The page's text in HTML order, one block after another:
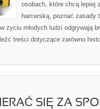
osobach, które chcą lepiej
harcerską, poznać zasady
życiu młodych ludzi odgrywają
treści dotyczące zarówno
SIĘ ZA